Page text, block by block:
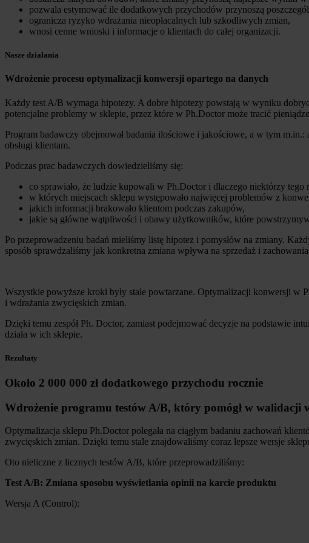
pozwala estymować ile dodatkowych przychodów przynoszą
ogranicza ryzyko wdrażania nieopłacalnych lub szkodliwych zmian,
wnosi cenne wnioski i informacje o klientach do całej organizacji.
Nasze działania
Wdrożenie procesu optymalizacji konwersji opartego na danych
Każdy test A/B wymaga hipotezy. A dobre hipotezy powstają w wyniku
potencjalne problemy w sklepie, przez które w Ph.Doctor może tracić
Program badawczy obejmował badania ilościowe i jakościowe, a w tym
obsługi klientam.
Podczas prac badawczych dowiedzieliśmy się:
co sprawiało, że ludzie kupowali w Ph.Doctor i dlaczego niektórzy tego
w których miejscach sklepu występowało najwięcej problemów z
jakich informacji brakowało klientom podczas zakupów,
jakie są główne wątpliwości i obawy użytkowników, które
Po przeprowadzeniu badań mieliśmy listę hipotez i pomysłów na zmiany.
sposób sprawdzaliśmy jak konkretna zmiana wpływa na sprzedaż i
Wszystkie powyższe kroki były stale powtarzane. Optymalizacji konwersji w
i wdrażania zwycięskich zmian.
Dzięki temu zespół Ph. Doctor, zamiast podejmować decyzje na podstawie
działa w ich sklepie.
Rezultaty
Około 2 000 000 zł dodatkowego przychodu rocznie
Wdrożenie programu testów A/B, który pomógł w walidacji
Optymalizacja sklepu Ph.Doctor polegała na ciągłym badaniu zachowań
zwycięskich zmian. Dzięki temu stale znajdowaliśmy coraz lepsze wersje
Oto nieliczne z licznych testów A/B, które przeprowadziliśmy:
Test A/B: Zmiana sposobu wyświetlania opinii na karcie produktu
Wersja A (Control):